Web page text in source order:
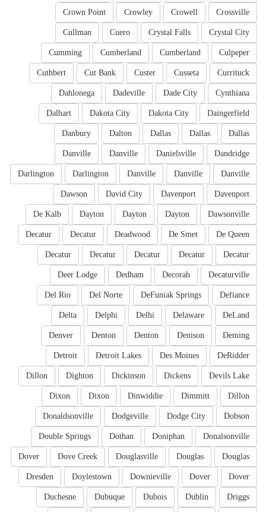
Crossville
Crowell
Crowley
Crown Point
Crystal City
Crystal Falls
Cuero
Cullman
Culpeper
Cumberland
Cumberland
Cumming
Currituck
Cusseta
Custer
Cut Bank
Cuthbert
Cynthiana
Dade City
Dadeville
Dahlonega
Daingerfield
Dakota City
Dakota City
Dalhart
Dallas
Dallas
Dallas
Dalton
Danbury
Dandridge
Danielsville
Danville
Danville
Danville
Danville
Danville
Darlington
Darlington
Davenport
Davenport
David City
Dawson
Dawsonville
Dayton
Dayton
Dayton
De Kalb
De Queen
De Smet
Deadwood
Decatur
Decatur
Decatur
Decatur
Decatur
Decatur
Decatur
Decaturville
Decorah
Dedham
Deer Lodge
Defiance
DeFuniak Springs
Del Norte
Del Rio
DeLand
Delaware
Delhi
Delphi
Delta
Deming
Denison
Denton
Denton
Denver
DeRidder
Des Moines
Detroit Lakes
Detroit
Devils Lake
Dickens
Dickinson
Dighton
Dillon
Dillon
Dimmitt
Dinwiddie
Dixon
Dixon
Dobson
Dodge City
Dodgeville
Donaldsonville
Donalsonville
Doniphan
Dothan
Double Springs
Douglas
Douglas
Douglasville
Dove Creek
Dover
Dover
Dover
Downieville
Doylestown
Dresden
Driggs
Dublin
Dubois
Dubuque
Duchesne